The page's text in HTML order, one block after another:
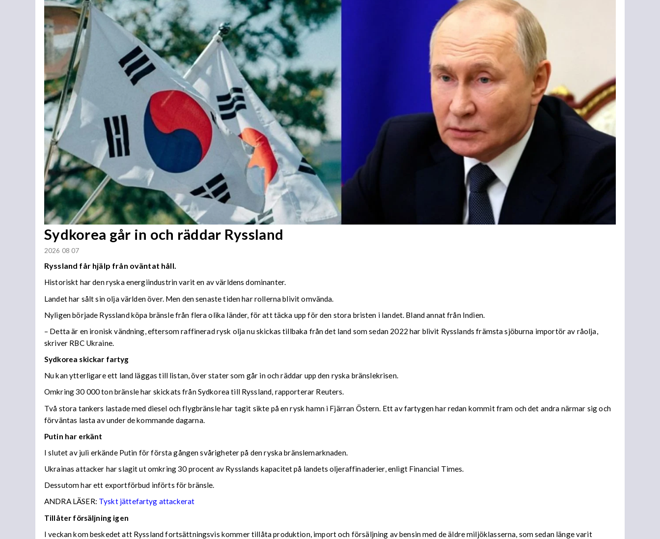
Sydkorea går in och räddar Ryssland
2026 08 07
Ryssland får hjälp från oväntat håll.
Historiskt har den ryska energiindustrin varit en av världens dominanter.
Landet har sålt sin olja världen över. Men den senaste tiden har rollerna blivit omvända.
Nyligen började Ryssland köpa bränsle från flera olika länder, för att täcka upp för den stora bristen i landet. Bland annat från Indien.
– Detta är en ironisk vändning, eftersom raffinerad rysk olja nu skickas tillbaka från det land som sedan 2022 har blivit Rysslands främsta sjöburna importör av råolja,
skriver RBC Ukraine.
Sydkorea skickar fartyg
Nu kan ytterligare ett land läggas till listan, över stater som går in och räddar upp den ryska bränslekrisen.
Omkring 30 000 ton bränsle har skickats från Sydkorea till Ryssland, rapporterar Reuters.
Två stora tankers lastade med diesel och flygbränsle har tagit sikte på en rysk hamn i Fjärran Östern. Ett av fartygen har redan kommit fram och det andra närmar sig och
förväntas lasta av under de kommande dagarna.
Putin har erkänt
I slutet av juli erkände Putin för första gången svårigheter på den ryska bränslemarknaden.
Ukrainas attacker har slagit ut omkring 30 procent av Rysslands kapacitet på landets oljeraffinaderier, enligt Financial Times.
Dessutom har ett exportförbud införts för bränsle.
ANDRA LÄSER: Tyskt jättefartyg attackerat
Tillåter försäljning igen
I veckan kom beskedet att Ryssland fortsättningsvis kommer tillåta produktion, import och försäljning av bensin med de äldre miljöklasserna, som sedan länge varit